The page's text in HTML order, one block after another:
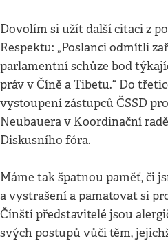
Dovolím si užít další citaci z
Respektu: „Poslanci odmítli
parlamentní schůze bod
práv v Číně a Tibetu.“ Do
vystoupení zástupců ČSSD
Neubauera v Koordinační
Diskusního fóra.
Máme tak špatnou paměť, či
a vystrašení a pamatovat si
Čínští představitelé jsou
svých postupů vůči těm,